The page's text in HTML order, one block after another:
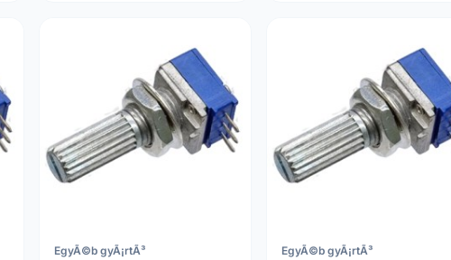
EgyÃ©b gyÃ¡rtÃ³ EgyÃ©b gyÃ¡rtÃ³